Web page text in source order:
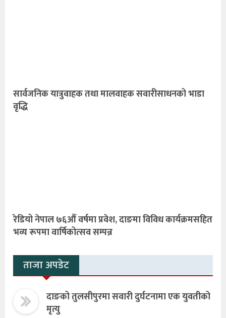
सार्वजनिक यात्रुवाहक तथा मालवाहक सवारीसाधनको भाडा
वृद्धि
रेडियो नेपाल ७६औँ वर्षमा प्रवेश, दाङमा विविध कार्यक्रमसहित
भव्य रूपमा वार्षिकोत्सव सम्पन्न
ताजा अपडेट
दाङको तुलसीपुरमा सवारी दुर्घटनामा एक युवतीको
मृत्यु